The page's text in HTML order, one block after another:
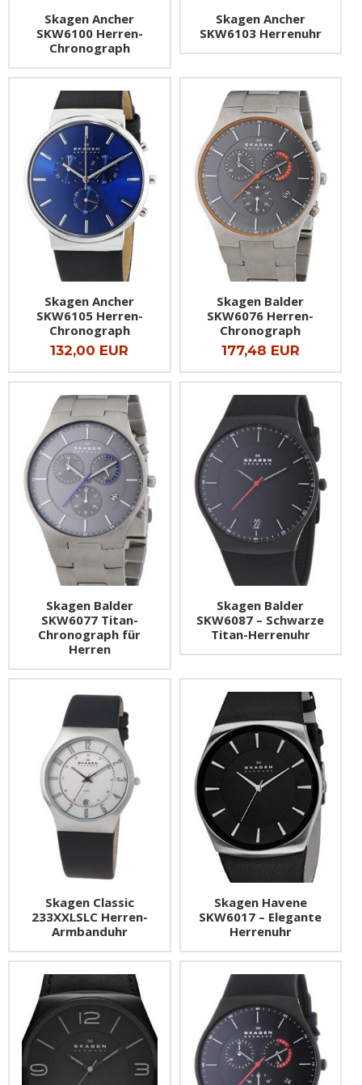
Skagen Ancher
SKW6100 Herren-
Chronograph
Skagen Ancher
SKW6103 Herrenuhr
Skagen Ancher
SKW6105 Herren-
Chronograph
132,00 EUR
Skagen Balder
SKW6076 Herren-
Chronograph
177,48 EUR
Skagen Balder
SKW6077 Titan-
Chronograph für
Herren
Skagen Balder
SKW6087 – Schwarze
Titan-Herrenuhr
Skagen Classic
233XXLSLC Herren-
Armbanduhr
Skagen Havene
SKW6017 – Elegante
Herrenuhr